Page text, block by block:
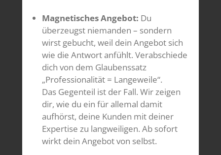
Magnetisches Angebot: Du
überzeugst niemanden – sondern
wirst gebucht, weil dein Angebot sich
wie die Antwort anfühlt. Verabschiede
dich von dem Glaubenssatz
„Professionalität = Langeweile“.
Das Gegenteil ist der Fall. Wir zeigen
dir, wie du ein für allemal damit
aufhörst, deine Kunden mit deiner
Expertise zu langweiligen. Ab sofort
wirkt dein Angebot von selbst.